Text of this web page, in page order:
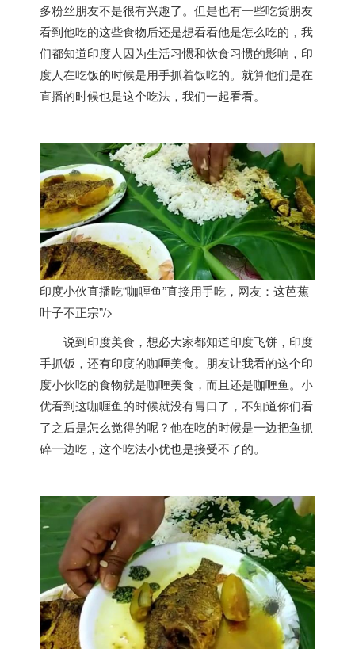
多粉丝朋友不是很有兴趣了。但是也有一些吃货朋友
看到他吃的这些食物后还是想看看他是怎么吃的，我
们都知道印度人因为生活习惯和饮食习惯的影响， 印
度人在吃饭的时候是用手抓着饭吃的。就算他们是在
直播的时候也是这个吃法，我们一起看看。
印度小伙直播吃“咖喱鱼”直接用手吃，网友：这芭蕉
叶子不正宗”/>
说到印度美食，想必大家都知道印度飞饼， 印度
手抓饭，还有印度的咖喱美食。朋友让我看的这个印
度小伙吃的食物就是咖喱美食，而且还是咖喱鱼。小
优看到这咖喱鱼的时候就没有胃口了，不知道你们看
了之后是怎么觉得的呢？他在吃的时候是一边把鱼抓
碎一边吃，这个吃法小优也是接受不了的。